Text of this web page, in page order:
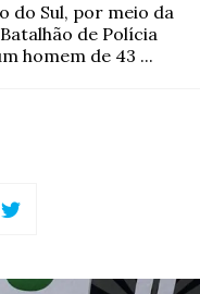
do Sul, por meio da
de Polícia
homem de 43 ...